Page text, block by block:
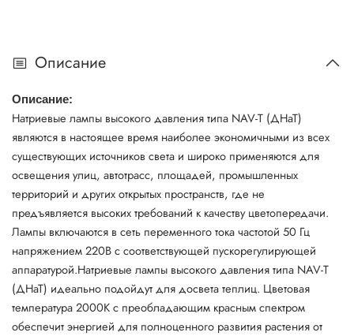
Описание
Описание:
Натриевые лампы высокого давления типа NAV-T (ДНаТ)
являются в настоящее время наиболее экономичными из всех
существующих источников света и широко применяются для
освещения улиц, автотрасс, площадей, промышленных
территорий и других открытых пространств, где не
предъявляется высоких требований к качеству цветопередачи.
Лампы включаются в сеть переменного тока частотой 50 Гц
напряжением 220В с соответствующей пускорегулирующей
аппаратурой.Натриевые лампы высокого давления типа NAV-T
(ДНаТ) идеально подойдут для досвета теплиц. Цветовая
температура 2000К с преобладающим красным спектром
обеспечит энергией для полноценного развития растения от